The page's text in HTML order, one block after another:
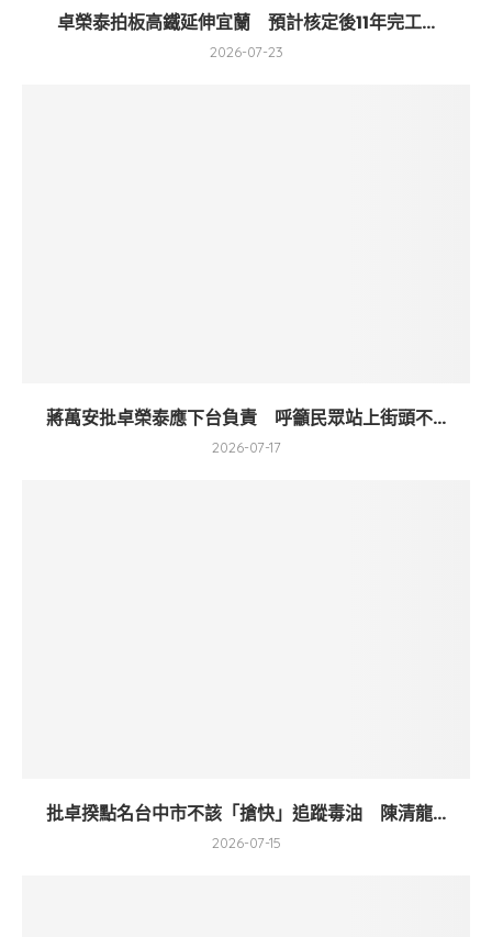
卓榮泰拍板高鐵延伸宜蘭 預計核定後11年完工...
2026-07-23
蔣萬安批卓榮泰應下台負責 呼籲民眾站上街頭不...
2026-07-17
批卓揆點名台中市不該「搶快」追蹤毒油 陳清龍...
2026-07-15